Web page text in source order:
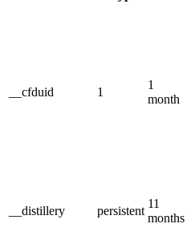
__cfduid 1
1
month
__distillery persistent
11
months